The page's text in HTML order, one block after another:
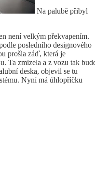
Na palubě přibyl
není velkým překvapením.
posledního designového
prošla záď, která je
Ta zmizela a z vozu tak
deska, objevil se tu
Nyní má úhlopříčku